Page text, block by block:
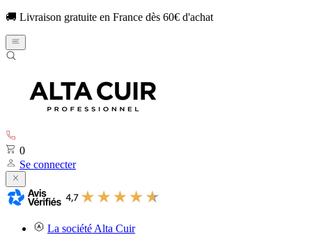
🚚 Livraison gratuite en France dès 60€ d'achat
0
Se connecter
La société Alta Cuir